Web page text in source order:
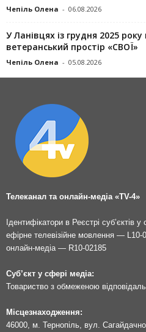
Чепіль Олена - 06.08.2026
У Ланівцях із грудня 2025
ветеранський простір «СВОЇ»
Чепіль Олена - 05.08.2026
Телеканал та онлайн-медіа «TV-4»
Ідентифікатори в Реєстрі суб’єктів
ефірне телевізійне мовлення — L10-
онлайн-медіа — R10-02185
Суб’єкт у сфері медіа:
Товариство з обмеженою
Місцезнаходження:
46000, м. Тернопіль, вул.